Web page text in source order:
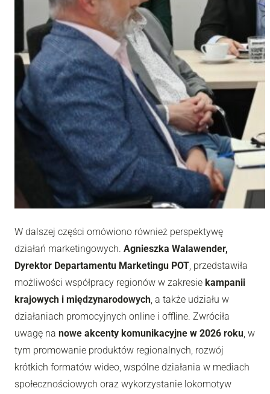
W dalszej części omówiono również perspektywę
działań marketingowych. Agnieszka Walawender,
Dyrektor Departamentu Marketingu POT, przedstawiła
możliwości współpracy regionów w zakresie kampanii
krajowych i międzynarodowych, a także udziału w
działaniach promocyjnych online i offline. Zwróciła
uwagę na nowe akcenty komunikacyjne w 2026 roku, w
tym promowanie produktów regionalnych, rozwój
krótkich formatów wideo, wspólne działania w mediach
społecznościowych oraz wykorzystanie lokomotyw